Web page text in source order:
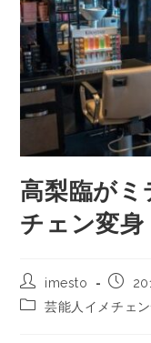
高梨臨が
チェン変身
imesto
芸能人イメチェ